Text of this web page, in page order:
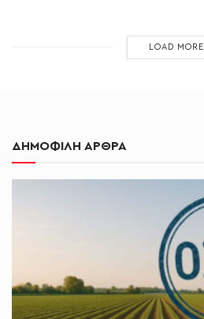
LOAD MORE
ΔΗΜΟΦΙΛΗ ΑΡΘΡΑ